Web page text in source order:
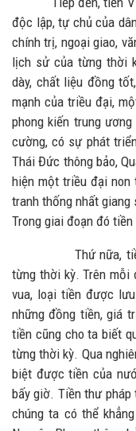
độc lập, tự chủ của
chính trị, ngoại giao,
lịch sử của từng thời
dày, chất liệu đồng
mạnh của triều đại,
phong kiến trung
cường, có sự phát
Thái Đức thông bảo,
hiện một triều đại
tranh thống nhất giang
Trong giai đoạn đó
Thứ nữa, tiền tệ
từng thời kỳ. Trên mỗi
vua, loại tiền được
những đồng tiền, giá
tiền cũng cho ta biết
từng thời kỳ. Qua
biệt được tiền của
bấy giờ. Tiền thư
chúng ta có thể